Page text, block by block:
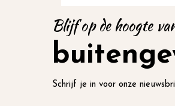
Blijf op de hoogte
Schrijf je in voor onze